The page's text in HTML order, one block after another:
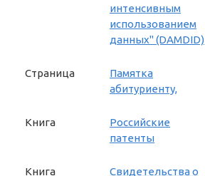
интенсивным
использованием
данных" (DAMDID)
Страница
Памятка
абитуриенту,
Книга
Российские
патенты
Книга
Свидетельства о